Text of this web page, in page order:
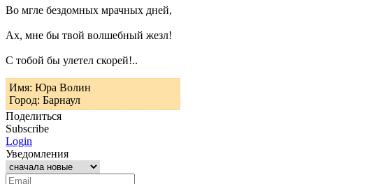
Во мгле бездомных мрачных дней,
Ах, мне бы твой волшебный жезл!
С тобой бы улетел скорей!..
Имя: Юра Волин
Город: Барнаул
Поделиться
Subscribe
Login
Уведомления